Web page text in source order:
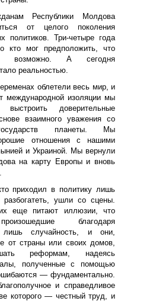
Республики Молдова
от целого поколения
политиков. Три-четыре года
кто мог предположить, что
возможно. А сегодня
реальностью.
облетели весь мир, и
международной изоляции мы
доверительные
взаимного уважения со
планеты. Мы
отношения с нашими
и Украиной. Мы вернули
на карту Европы и вновь
приходил в политику лишь
ушли со сцены.
еще питают иллюзии, что
благодаря
случайность, и они,
от страны или своих домов,
реформам, надеясь
полученные с помощью
— фундаментально.
и справедливое
которого — честный труд, и